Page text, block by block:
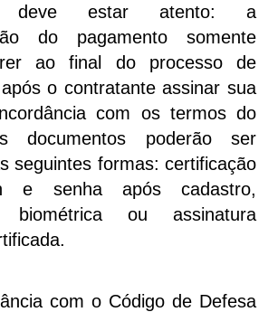
deve estar atento: a
do pagamento somente
ao final do processo de
o contratante assinar sua
com os termos do
documentos poderão ser
seguintes formas: certificação
e senha após cadastro,
biométrica ou assinatura
com o Código de Defesa